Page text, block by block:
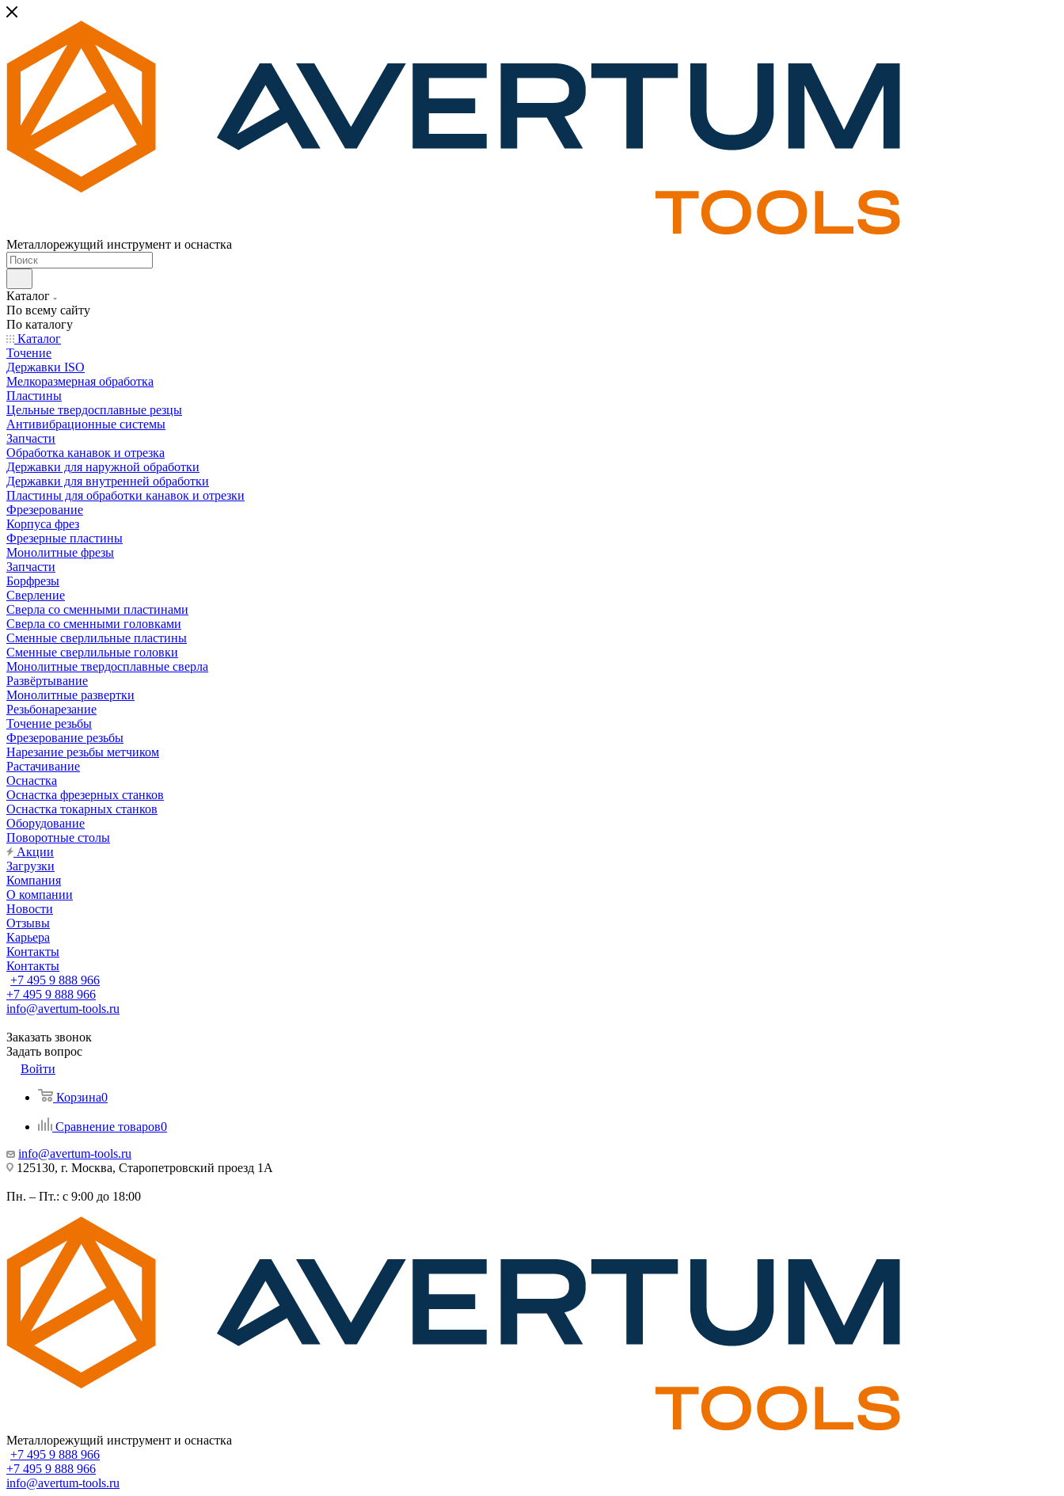
Металлорежущий инструмент и оснастка
Каталог
По всему сайту
По каталогу
Каталог
Точение
Державки ISO
Мелкоразмерная обработка
Пластины
Цельные твердосплавные резцы
Антивибрационные системы
Запчасти
Обработка канавок и отрезка
Державки для наружной обработки
Державки для внутренней обработки
Пластины для обработки канавок и отрезки
Фрезерование
Корпуса фрез
Фрезерные пластины
Монолитные фрезы
Запчасти
Борфрезы
Сверление
Сверла со сменными пластинами
Сверла со сменными головками
Сменные сверлильные пластины
Сменные сверлильные головки
Монолитные твердосплавные сверла
Развёртывание
Монолитные развертки
Резьбонарезание
Точение резьбы
Фрезерование резьбы
Нарезание резьбы метчиком
Растачивание
Оснастка
Оснастка фрезерных станков
Оснастка токарных станков
Оборудование
Поворотные столы
Акции
Загрузки
Компания
О компании
Новости
Отзывы
Карьера
Контакты
Контакты
+7 495 9 888 966
+7 495 9 888 966
info@avertum-tools.ru
Заказать звонок
Задать вопрос
Войти
Корзина0
Сравнение товаров0
info@avertum-tools.ru
125130, г. Москва, Старопетровский проезд 1А
Пн. – Пт.: с 9:00 до 18:00
Металлорежущий инструмент и оснастка
+7 495 9 888 966
+7 495 9 888 966
info@avertum-tools.ru